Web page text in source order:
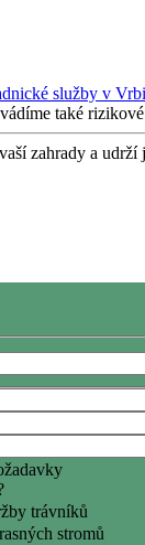
služby v
také
zahrady a
trávníků
stromů